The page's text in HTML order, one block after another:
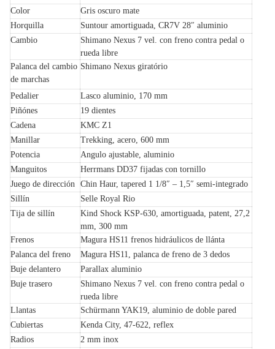
Color
Gris oscuro mate
Horquilla
Suntour amortiguada, CR7V 28″ aluminio
Cambio
Shimano Nexus 7 vel. con freno contra pedal o
rueda libre
Palanca del cambio
de marchas
Shimano Nexus giratório
Pedalier
Lasco aluminio, 170 mm
Piñónes
19 dientes
Cadena
KMC Z1
Manillar
Trekking, acero, 600 mm
Potencia
Angulo ajustable, aluminio
Manguitos
Herrmans DD37 fijadas con tornillo
Juego de dirección Chin Haur, tapered 1 1/8″ – 1,5″ semi-integrado
Sillín
Selle Royal Rio
Tija de sillín
Kind Shock KSP-630, amortiguada, patent, 27,2
mm, 300 mm
Frenos
Magura HS11 frenos hidráulicos de llánta
Palanca del freno
Magura HS11, palanca de freno de 3 dedos
Buje delantero
Parallax aluminio
Buje trasero
Shimano Nexus 7 vel. con freno contra pedal o
rueda libre
Llantas
Schürmann YAK19, aluminio de doble pared
Cubiertas
Kenda City, 47-622, reflex
Radios
2 mm inox